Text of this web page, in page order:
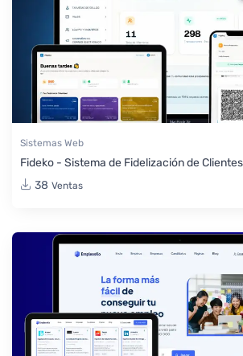
Sistemas Web
Fideko - Sistema de Fidelización de Clientes
38 Ventas